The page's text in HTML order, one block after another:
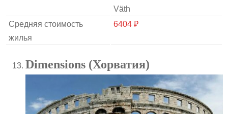
Väth
Средняя стоимость
жилья
6404 ₽
Dimensions (Хорватия)